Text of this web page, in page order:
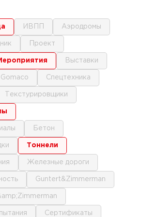
ИВПП аэродромы
проект
мероприятия выставки
gomaco спецтехника
текстурировщики
бетон
тоннели
железные дороги
Guntert&Zimmerman
сертификаты